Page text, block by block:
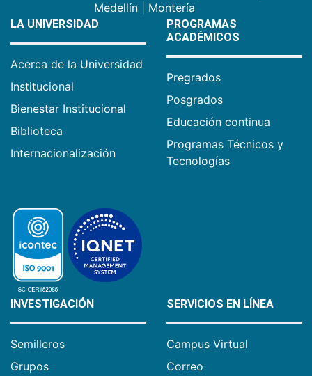
Medellín
Montería
LA UNIVERSIDAD
Acerca de la Universidad
Institucional
Bienestar Institucional
Biblioteca
Internacionalización
PROGRAMAS
ACADÉMICOS
Pregrados
Posgrados
Educación continua
Programas Técnicos y
Tecnologías
INVESTIGACIÓN
Semilleros
Grupos
SERVICIOS EN LÍNEA
Campus Virtual
Correo